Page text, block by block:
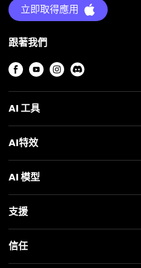
立即取得應用
跟著我們
AI 工具
AI特效
AI 模型
支援
信任